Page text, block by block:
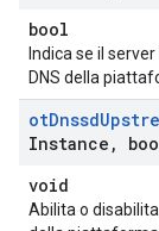
bool
Indica se il
DNS della
otDnssd
Instance ,
void
Abilita o